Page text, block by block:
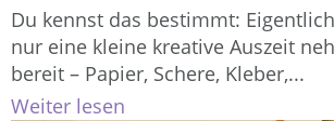
Du kennst das bestimmt:
nur eine kleine kreative Auszeit
bereit – Papier, Schere, Kleber,...
Weiter lesen